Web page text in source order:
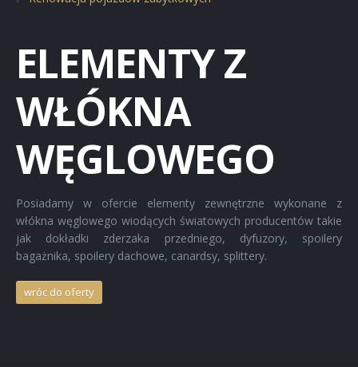
Renowacja pojazdów zabytkowych
ELEMENTY Z
WŁÓKNA
WĘGLOWEGO
Posiadamy w ofercie elementy zewnętrzne wykonane z
włókna węglowego wiodących światowych producentów takie
jak dokładki zderzaka przedniego, dyfuzory, spoilery
bagażnika, spoilery dachowe, canardsy, splittery.
wróc do oferty